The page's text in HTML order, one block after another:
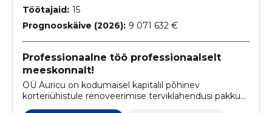
Töötajaid: 15
Prognooskäive (2026): 9 071 632 €
Professionaalne töö professionaalselt
meeskonnalt!
OÜ Auricu on kodumaisel kapitalil põhinev
korteriühistule renoveerimise terviklahendusi pakkuv
ettevõte.